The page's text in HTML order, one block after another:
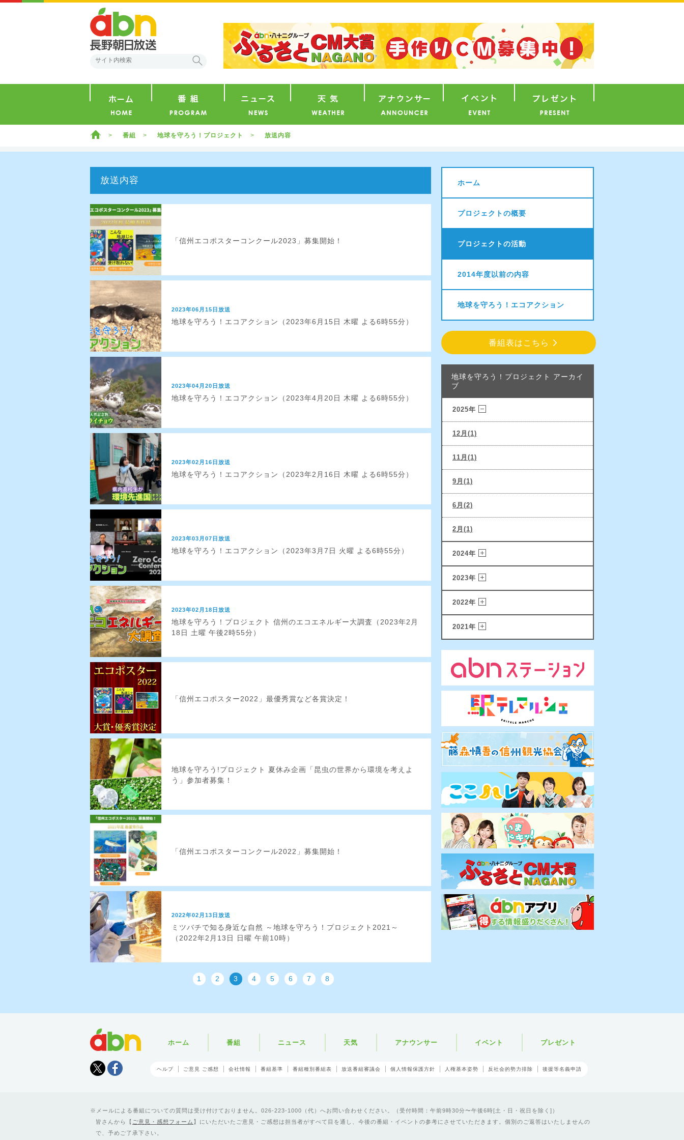
ホーム 番組 地球を守ろう！プロジェクト 放送内容
放送内容
「信州エコポスターコンクール2023」募集開始！
2023年06月15日放送
地球を守ろう！エコアクション（2023年6月15日 木曜 よる6時55分）
2023年04月20日放送
地球を守ろう！エコアクション（2023年4月20日 木曜 よる6時55分）
2023年02月16日放送
地球を守ろう！エコアクション（2023年2月16日 木曜 よる6時55分）
2023年03月07日放送
地球を守ろう！エコアクション（2023年3月7日 火曜 よる6時55分）
2023年02月18日放送
地球を守ろう！プロジェクト 信州のエコエネルギー大調査（2023年2月
18日 土曜 午後2時55分）
「信州エコポスター2022」最優秀賞など各賞決定！
地球を守ろう!プロジェクト 夏休み企画「昆虫の世界から環境を考えよ
う」参加者募集！
「信州エコポスターコンクール2022」募集開始！
2022年02月13日放送
ミツバチで知る身近な自然 ～地球を守ろう！プロジェクト2021～
（2022年2月13日 日曜 午前10時）
1 2 3 4 5 6 7 8
ホーム
プロジェクトの概要
プロジェクトの活動
2014年度以前の内容
地球を守ろう！エコアクション
番組表はこちら
地球を守ろう！プロジェクト アーカイ
ブ
2025年
12月(1)
11月(1)
9月(1)
6月(2)
2月(1)
2024年
2023年
2022年
2021年
Tweet
ホーム 番組 ニュース 天気 アナウンサー イベント プレゼント
ヘルプ ご意見 ご感想 会社情報 番組基準 番組種別番組表 放送番組審議会 個人情報保護方針 人権基本姿勢 反社会的勢力排除 後援等名義申請
メールによる番組についての質問は受け付けておりません。026-223-1000（代）へお問い合わせください。（受付時間：午前9時30分〜午後6時[土・日・祝日を除く]）
皆さんから【 ご意見・感想フォーム 】にいただいたご意見・ご感想は担当者がすべて目を通し、今後の番組・イベントの参考にさせていただきます。個別のご返答はいたしませんの
で、予めご了承下さい。